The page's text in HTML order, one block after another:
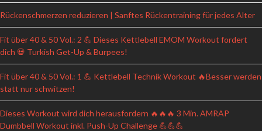
Rückenschmerzen reduzieren | Sanftes Rückentraining für jedes Alter
Fit über 40 & 50 Vol.: 2 💪 Dieses Kettlebell EMOM Workout fordert
dich 💀 Turkish Get-Up & Burpees!
Fit über 40 & 50 Vol.: 1 💪 Kettlebell Technik Workout 🔥Besser werden
statt nur schwitzen!
Dieses Workout wird dich herausfordern 🔥🔥🔥 3 Min. AMRAP
Dumbbell Workout inkl. Push-Up Challenge 💪💪💪